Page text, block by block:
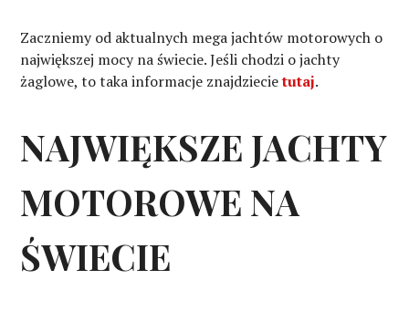
Zaczniemy od aktualnych mega jachtów motorowych o
największej mocy na świecie. Jeśli chodzi o jachty
żaglowe, to taka informacje znajdziecietutaj.
NAJWIĘKSZE JACHTY
MOTOROWE NA
ŚWIECIE